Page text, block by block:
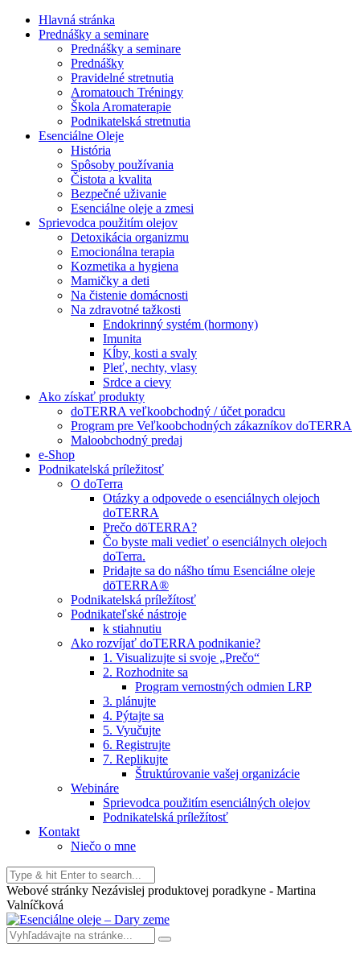
Hlavná stránka
Prednášky a seminare
Prednášky a seminare
Prednášky
Pravidelné stretnutia
Aromatouch Tréningy
Škola Aromaterapie
Podnikatelská stretnutia
Esenciálne Oleje
História
Spôsoby používania
Čistota a kvalita
Bezpečné uživanie
Esenciálne oleje a zmesi
Sprievodca použitím olejov
Detoxikácia organizmu
Emocionálna terapia
Kozmetika a hygiena
Mamičky a deti
Na čistenie domácnosti
Na zdravotné tažkosti
Endokrinný systém (hormony)
Imunita
Kĺby, kosti a svaly
Pleť, nechty, vlasy
Srdce a cievy
Ako získať produkty
doTERRA veľkoobchodný / účet poradcu
Program pre Veľkoobchodných zákazníkov doTERRA
Maloobchodný predaj
e-Shop
Podnikatelská príležitosť
O doTerra
Otázky a odpovede o esenciálnych olejoch
doTERRA
Prečo dōTERRA?
Čo byste mali vedieť o esenciálnych olejoch
doTerra.
Pridajte sa do nášho tímu Esenciálne oleje
dōTERRA®
Podnikatelská príležítosť
Podnikateľské nástroje
k stiahnutiu
Ako rozvíjať doTERRA podnikanie?
1. Visualizujte si svoje „Prečo“
2. Rozhodnite sa
Program vernostných odmien LRP
3. plánujte
4. Pýtajte sa
5. Vyučujte
6. Registrujte
7. Replikujte
Štruktúrovanie vašej organizácie
Webináre
Sprievodca použitím esenciálných olejov
Podnikatelská príležítosť
Kontakt
Niečo o mne
Webové stránky Nezávislej produktovej poradkyne - Martina
Valníčková